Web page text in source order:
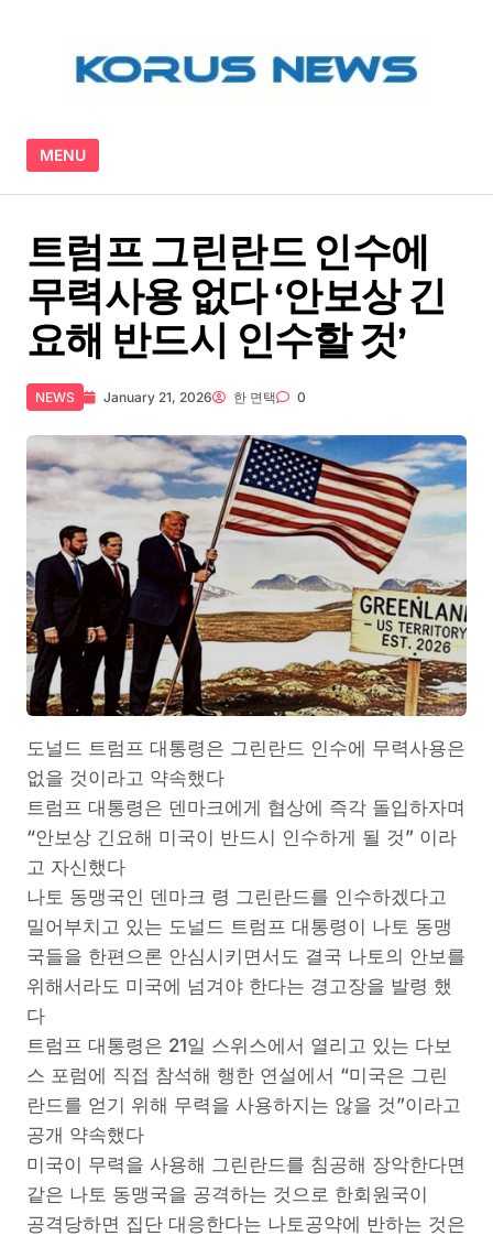
MENU
트럼프 그린란드 인수에
무력사용 없다 ‘안보상 긴
요해 반드시 인수할 것’
NEWS January 21, 2026 한 면택 0
도널드 트럼프 대통령은 그린란드 인수에 무력사용은
없을 것이라고 약속했다
트럼프 대통령은 덴마크에게 협상에 즉각 돌입하자며
“안보상 긴요해 미국이 반드시 인수하게 될 것” 이라
고 자신했다
나토 동맹국인 덴마크 령 그린란드를 인수하겠다고
밀어부치고 있는 도널드 트럼프 대통령이 나토 동맹
국들을 한편으론 안심시키면서도 결국 나토의 안보를
위해서라도 미국에 넘겨야 한다는 경고장을 발령 했
다
트럼프 대통령은 21일 스위스에서 열리고 있는 다보
스 포럼에 직접 참석해 행한 연설에서 “미국은 그린
란드를 얻기 위해 무력을 사용하지는 않을 것”이라고
공개 약속했다
미국이 무력을 사용해 그린란드를 침공해 장악한다면
같은 나토 동맹국을 공격하는 것으로 한회원국이
공격당하면 집단 대응한다는 나토공약에 반하는 것은